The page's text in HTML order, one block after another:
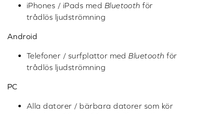
iPhones / iPads med Bluetooth för
trådlös ljudströmning
Android
Telefoner / surfplattor medBluetooth för
trådlös ljudströmning
PC
Alla datorer / bärbara datorer som kör